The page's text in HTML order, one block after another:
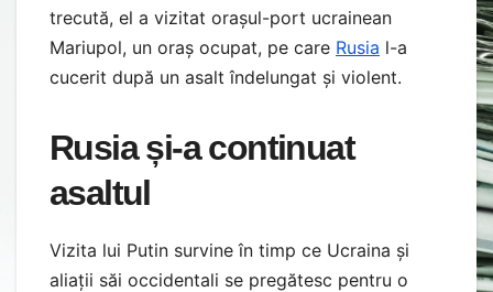
trecută, el a vizitat orașul-port ucrainean
Mariupol, un oraș ocupat, pe care Rusia l-a
cucerit după un asalt îndelungat și violent.
Rusia și-a continuat
asaltul
Vizita lui Putin survine în timp ce Ucraina și
aliații săi occidentali se pregătesc pentru o